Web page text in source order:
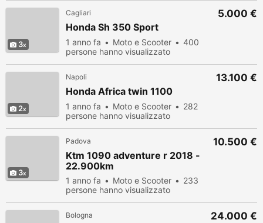
3
Cagliari
Honda Sh 350 Sport
1 anno fa Moto e Scooter
400
persone hanno visualizzato
5.000 €
2
Napoli
Honda Africa twin 1100
1 anno fa Moto e Scooter
282
persone hanno visualizzato
13.100 €
3
Padova
Ktm 1090 adventure r 2018 -
22.900km
1 anno fa Moto e Scooter
233
persone hanno visualizzato
10.500 €
Bologna 24.000 €